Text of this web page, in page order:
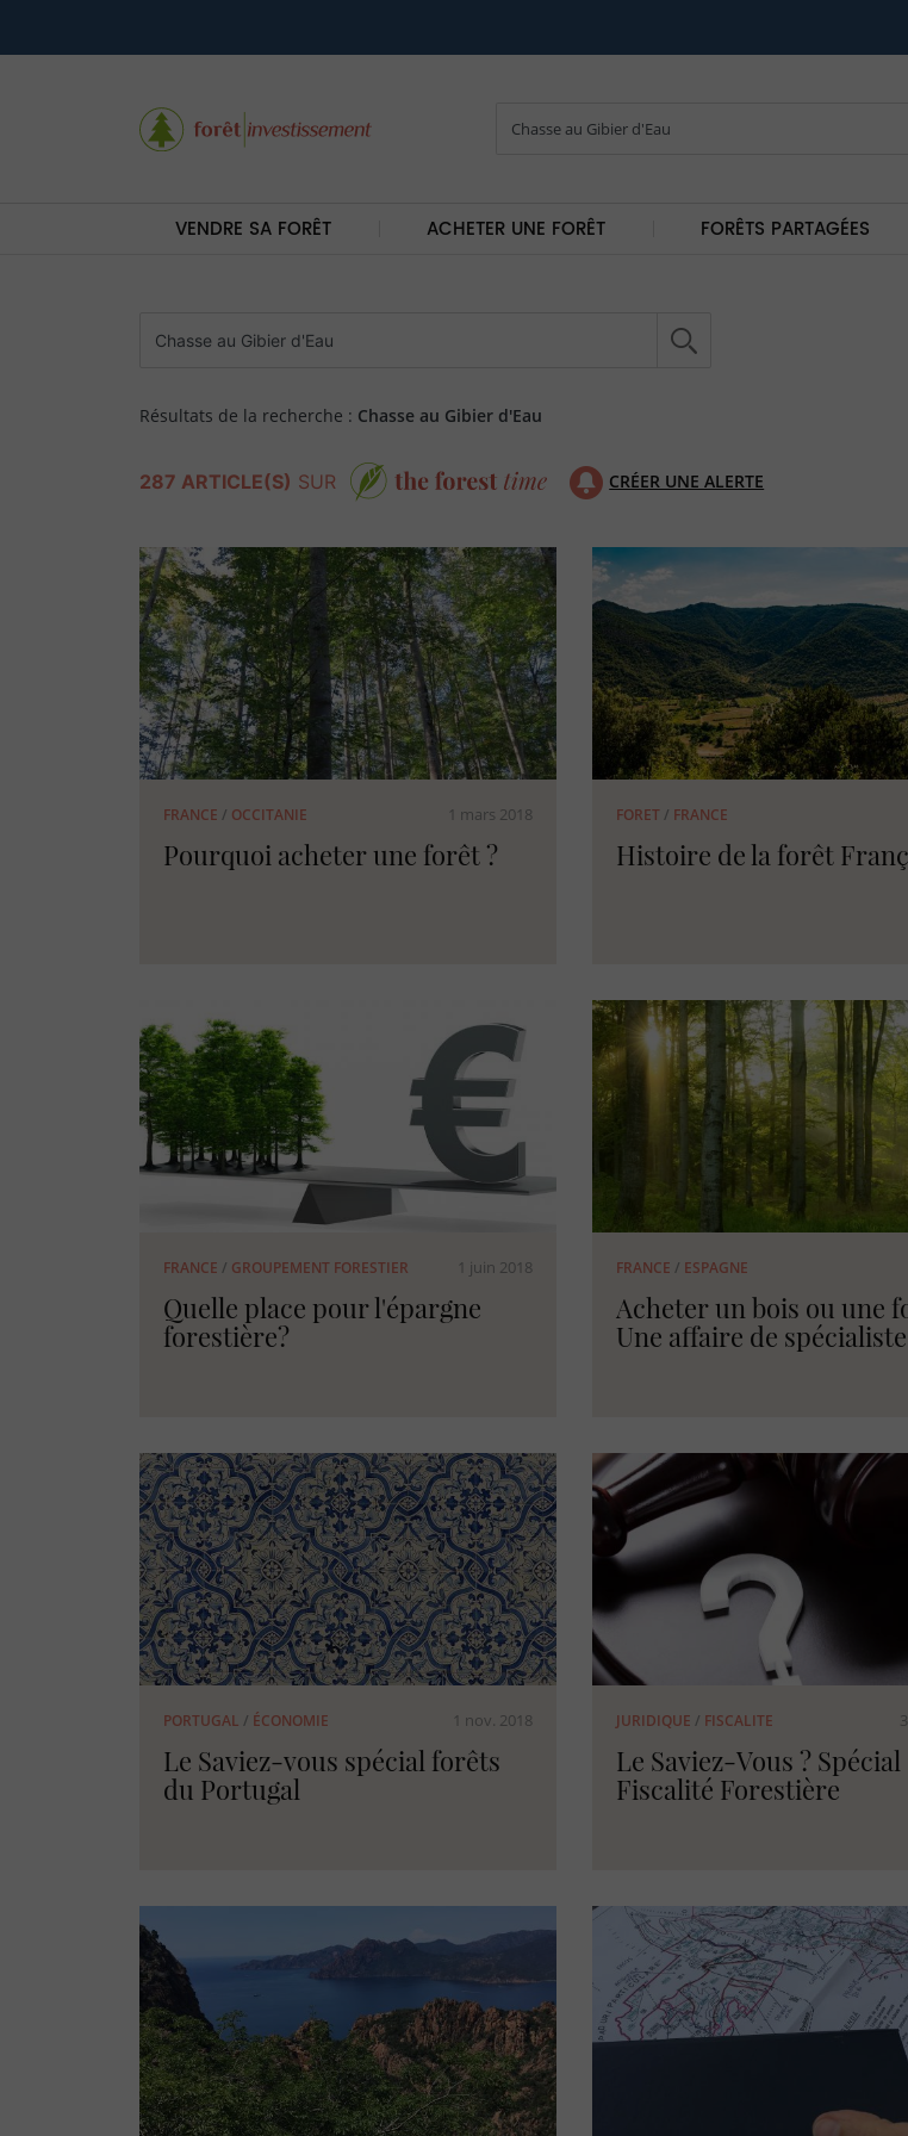
VENDRE SA FORÊT ACHETER UNE FORÊT FORÊTS PARTAGÉES
Résultats de la recherche : Chasse au Gibier d'Eau
287 ARTICLE(S) SUR CRÉER UNE ALERTE
FRANCE / OCCITANIE 1 mars 2018
Pourquoi acheter une forêt ?
FORET/ FRANCE
Histoire de la forêt
FRANCE / GROUPEMENT FORESTIER 1 juin 2018
Quelle place pour l'épargne
forestière?
FRANCE / ESPAGNE
Acheter un bois ou une
Une affaire de spécialiste
PORTUGAL / ÉCONOMIE 1 nov. 2018
Le Saviez-vous spécial forêts
du Portugal
JURIDIQUE / FISCALITE
Le Saviez-Vous ? Spécial
Fiscalité Forestière